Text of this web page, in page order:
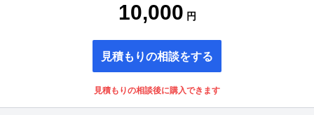
10,000 円
見積もりの相談をする
見積もりの相談後に購入できます